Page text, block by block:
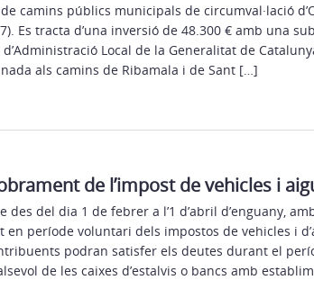
camins públics municipals de circumval·lació
Es tracta d’una inversió de 48.300 € amb una
Local de la Generalitat de
als camins de Ribamala i de Sant […]
de l’impost de vehicles i
des del dia 1 de febrer a l’1 d’abril d’enguany,
en període voluntari dels impostos de vehicles i
podran satisfer els deutes durant el
de les caixes d’estalvis o bancs amb